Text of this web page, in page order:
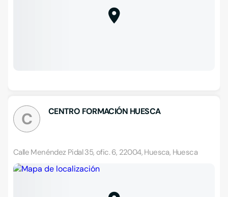
C CENTRO FORMACIÓN HUESCA
Calle Menéndez Pidal 35, ofic. 6, 22004, Huesca, Huesca